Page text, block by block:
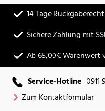
14 Tage Rückgaberecht
Sichere Zahlung mit
Ab 65,00€ Warenwert
Service-Hotline 0911
Zum Kontaktformular